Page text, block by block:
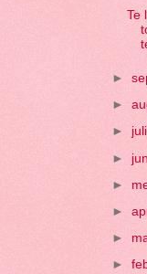
Te
►
►
► juli
►
►
►
►
►